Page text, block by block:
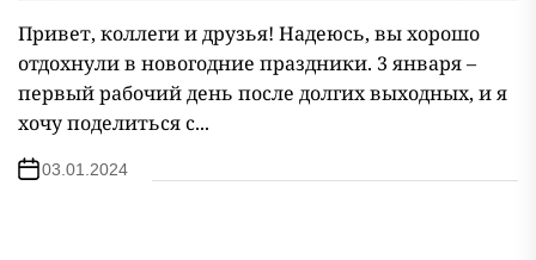
Привет, коллеги и друзья! Надеюсь, вы хорошо
отдохнули в новогодние праздники. 3 января –
первый рабочий день после долгих выходных, и я
хочу поделиться с...
03.01.2024